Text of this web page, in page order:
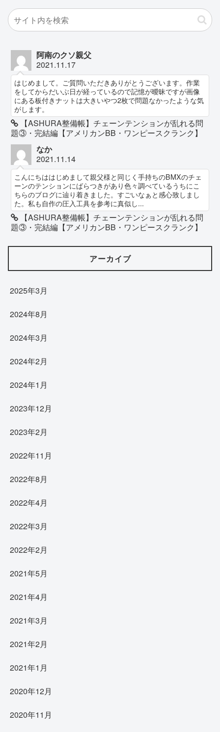
阿南のクソ親父
2021.11.17
はじめまして。ご質問いただきありがとうございます。作業
をしてからだいぶ日が経っているので記憶が曖昧ですが画像
にある板付きナットは大きいやつ2枚で問題なかったような気
がします。
【ASHURA整備帳】チェーンテンションが乱れる問
題③・完結編【アメリカンBB・ワンピースクランク】
なか
2021.11.14
こんにちははじめまして親父様と同じく手持ちのBMXのチェ
ーンのテンションにばらつきがあり色々調べているうちにこ
ちらのブログに辿り着きました。すごいなぁと感心致しまし
た。私も自作の圧入工具を参考に真似し...
【ASHURA整備帳】チェーンテンションが乱れる問
題③・完結編【アメリカンBB・ワンピースクランク】
アーカイブ
2025年3月
2024年8月
2024年3月
2024年2月
2024年1月
2023年12月
2023年2月
2022年11月
2022年8月
2022年4月
2022年3月
2022年2月
2021年5月
2021年4月
2021年3月
2021年2月
2021年1月
2020年12月
2020年11月